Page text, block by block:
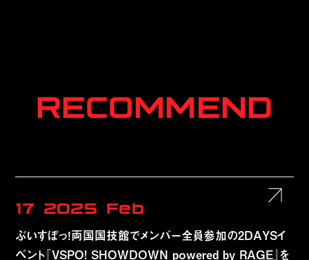
RECOMMEND
17 2025 Feb
ぶいすぽっ！両国国技館でメンバー全員参加の2DAYSイ
ベント『VSPO! SHOWDOWN powered by RAGE』を